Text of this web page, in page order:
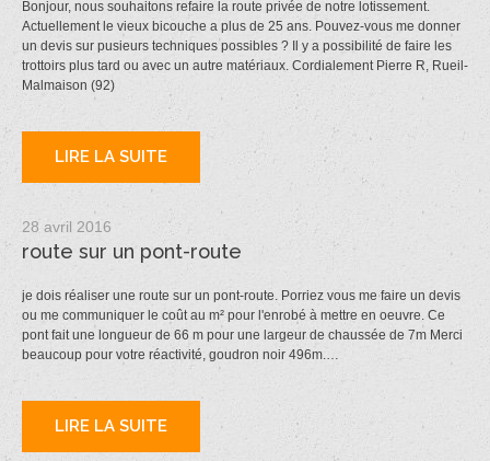
Bonjour, nous souhaitons refaire la route privée de notre lotissement.
Actuellement le vieux bicouche a plus de 25 ans. Pouvez-vous me donner
un devis sur pusieurs techniques possibles ? Il y a possibilité de faire les
trottoirs plus tard ou avec un autre matériaux. Cordialement Pierre R, Rueil-
Malmaison (92)
LIRE LA SUITE
28 avril 2016
route sur un pont-route
je dois réaliser une route sur un pont-route. Porriez vous me faire un devis
ou me communiquer le coût au m² pour l'enrobé à mettre en oeuvre. Ce
pont fait une longueur de 66 m pour une largeur de chaussée de 7m Merci
beaucoup pour votre réactivité, goudron noir 496m.…
LIRE LA SUITE